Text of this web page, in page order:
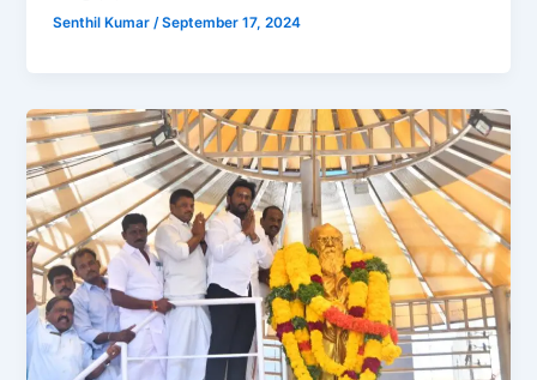
Senthil Kumar /September 17, 2024